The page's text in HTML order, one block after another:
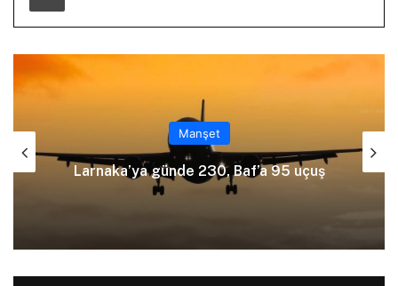
uçuş
Ölümlü kazayı üstlenmek için
yalan beyanda bulundu